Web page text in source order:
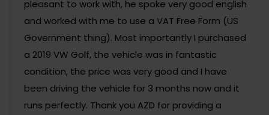
pleasant to work with, he spoke very good english
and worked with me to use a VAT Free Form (US
Government thing). Most importantly I purchased
a 2019 VW Golf, the vehicle was in fantastic
condition, the price was very good and I have
been driving the vehicle for 3 months now and it
runs perfectly. Thank you AZD for providing a